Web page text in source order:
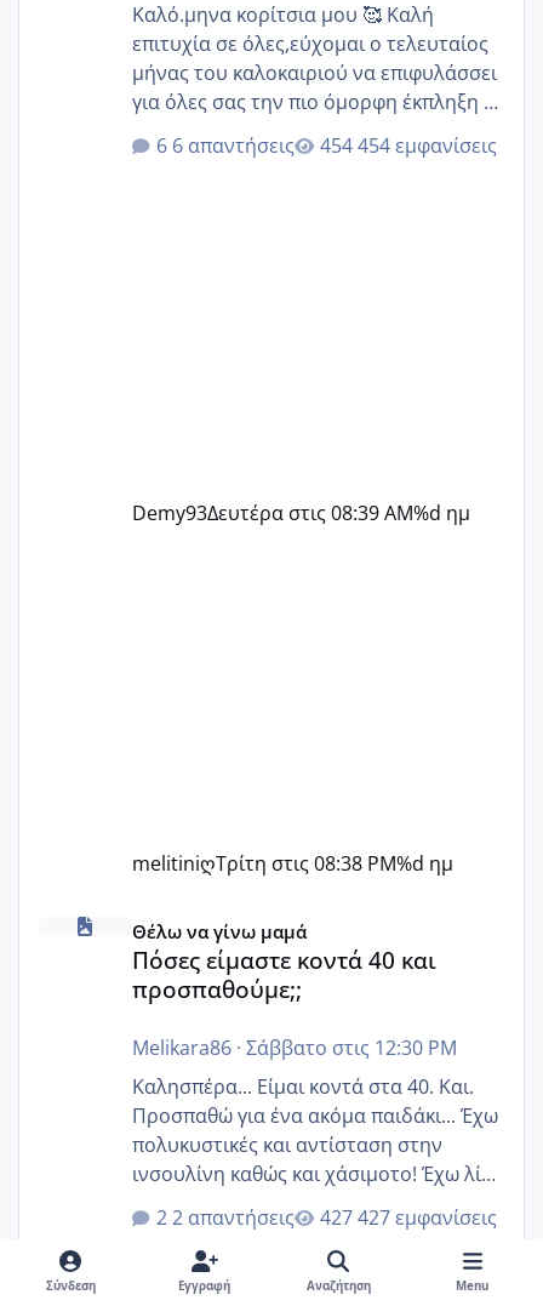
Καλό.μηνα κορίτσια μου 🥰 Καλή
επιτυχία σε όλες,εύχομαι ο τελευταίος
μήνας του καλοκαιριού να επιφυλάσσει
για όλες σας την πιο όμορφη έκπληξη 🧿
@Elk @Melikara86 @Παρασκευαιδου
@Zenia z @melitiniღ @Christi.D.
6 απαντήσεις 454 εμφανίσεις
Demy93Δευτέρα στις 08:39 AM%d ημ
melitiniღΤρίτη στις 08:38 PM%d ημ
Πόσες είμαστε κοντά 40 και προσπαθούμε;;
Θέλω να γίνω μαμά
Πόσες είμαστε κοντά 40 και
προσπαθούμε;;
Melikara86· Σάββατο στις 12:30 PM
Καλησπέρα... Είμαι κοντά στα 40. Και.
Προσπαθώ για ένα ακόμα παιδάκι... Έχω
πολυκυστικές και αντίσταση στην
ινσουλίνη καθώς και χάσιμοτο! Έχω λίγα
κιλά παραπάνω και όσο κ αν προσπαθώ
δεν χάνω εύκολα! Προσπαθώ για ακόμη
ένα παιδί εδώ και 1,5 χρόνο! Θέλετε να
γράψετε όσες κοπέλες είστε σε
2 απαντήσεις 427 εμφανίσεις
Σύνδεση Εγγραφή Αναζήτηση Menu